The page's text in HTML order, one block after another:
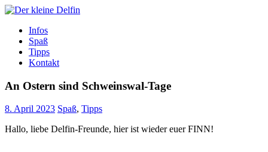
Zum
Der kleine Delfin
Infos
Spaß
Tipps
Kontakt
An Ostern sind Schweinswal-Tage
8. April 2023 Spaß, Tipps
Hallo, liebe Delfin-Freunde, hier ist wieder euer FINN!